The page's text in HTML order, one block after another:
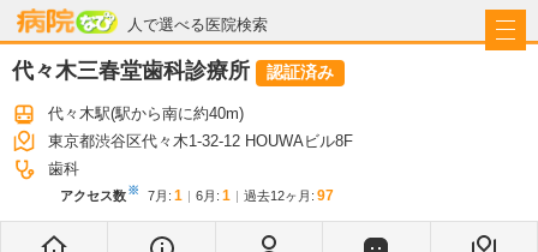
人で選べる医院検索
病院なび
代々木三春堂歯科診療所 認証済み
代々木駅(駅から南に約40m)
東京都渋谷区代々木1-32-12 HOUWAビル8F
歯科
アクセス数※ 7月 : 1 6月 : 1 過去12ヶ月: 97